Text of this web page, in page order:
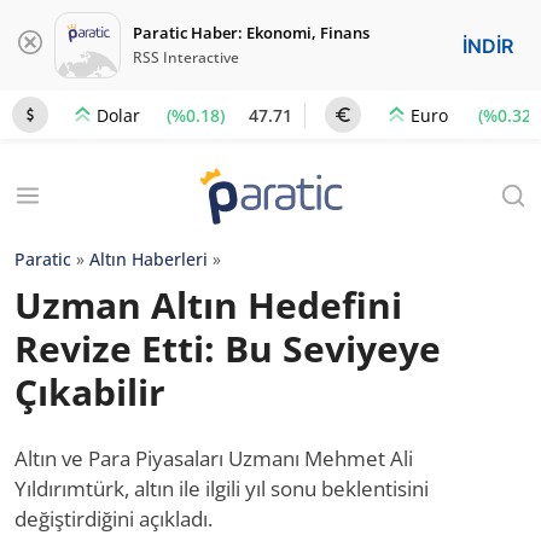
Paratic Haber: Ekonomi, Finans
RSS Interactive İNDİR
Dolar (%0.18) 47.71 Euro (%0.32)
Paratic » Altın Haberleri »
Uzman Altın Hedefini
Revize Etti: Bu Seviyeye
Çıkabilir
Altın ve Para Piyasaları Uzmanı Mehmet Ali
Yıldırımtürk, altın ile ilgili yıl sonu beklentisini
değiştirdiğini açıkladı.